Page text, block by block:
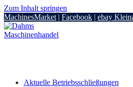
Zum Inhalt springen
MachinesMarket | Facebook | ebay
Aktuelle Betriebsschließungen